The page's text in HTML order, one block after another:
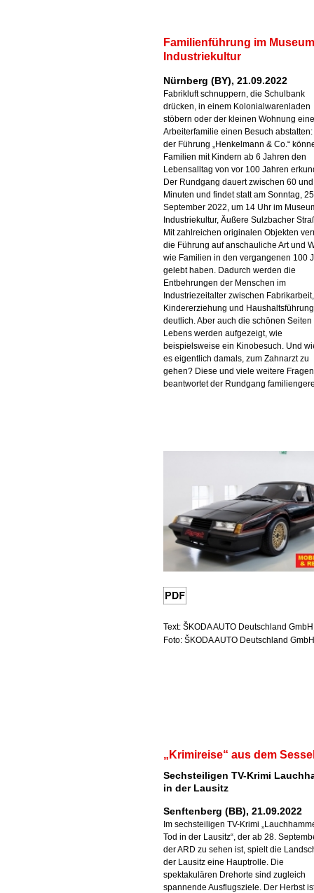
Familienführung im Museum
Industriekultur
Nürnberg (BY), 21.09.2022
Fabrikluft schnuppern, die Schulbank
drücken, in einem Kolonialwarenladen
stöbern oder der kleinen Wohnung
Arbeiterfamilie einen Besuch
der Führung „Henkelmann & Co.“
Familien mit Kindern ab 6 Jahren den
Lebensalltag von vor 100 Jahren
Der Rundgang dauert zwischen 60
Minuten und findet statt am Sonntag,
September 2022, um 14 Uhr im
Industriekultur, Äußere Sulzbacher
Mit zahlreichen originalen Objekten
die Führung auf anschauliche Art und
wie Familien in den vergangenen 100
gelebt haben. Dadurch werden die
Entbehrungen der Menschen im
Industriezeitalter zwischen Fabrikarbeit,
Kindererziehung und Haushaltsführung
deutlich. Aber auch die schönen Seiten
Lebens werden aufgezeigt, wie
beispielsweise ein Kinobesuch. Und
es eigentlich damals, zum Zahnarzt zu
gehen? Diese und viele weitere Fragen
beantwortet der Rundgang
Text: ŠKODA AUTO Deutschland GmbH
Foto: ŠKODA AUTO Deutschland GmbH
„Krimireise“ aus dem
Sechsteiligen TV-Krimi
in der Lausitz
Senftenberg (BB), 21.09.2022
Im sechsteiligen TV-Krimi
Tod in der Lausitz“, der ab 28.
der ARD zu sehen ist, spielt die
der Lausitz eine Hauptrolle. Die
spektakulären Drehorte sind zugleich
spannende Ausflugsziele. Der Herbst